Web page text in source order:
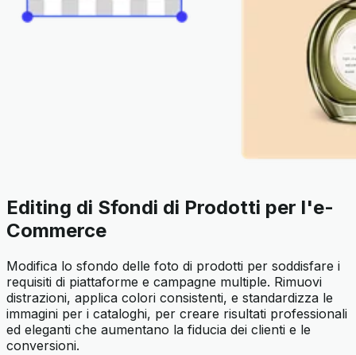
Editing di Sfondi di Prodotti per l'e-
Commerce
Modifica lo sfondo delle foto di prodotti per soddisfare i
requisiti di piattaforme e campagne multiple. Rimuovi
distrazioni, applica colori consistenti, e standardizza le
immagini per i cataloghi, per creare risultati professionali
ed eleganti che aumentano la fiducia dei clienti e le
conversioni.